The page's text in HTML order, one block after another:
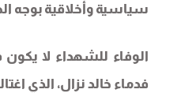
سياسية وأخلاقية بوجه
الوفاء للشهداء لا يكون
فدماء خالد نزال، الذي